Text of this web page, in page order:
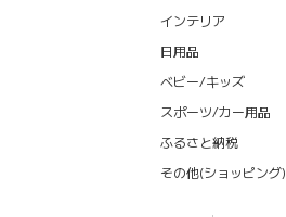
インテリア
日用品
ベビー/キッズ
スポーツ/カー用品
ふるさと納税
その他(ショッピング)